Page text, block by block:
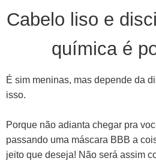
Cabelo liso e
química é
É sim meninas, mas depende da
isso.
Porque não adianta chegar pra
passando uma máscara BBB a
jeito que deseja! Não será assim